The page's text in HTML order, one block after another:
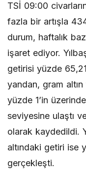
TSİ 09:00
fazla bir artışla
durum, haftalık
işaret ediyor.
getirisi yüzde
yandan, gram
yüzde 1’in
seviyesine ulaştı
olarak kaydedildi.
altındaki getiri ise
gerçekleşti.